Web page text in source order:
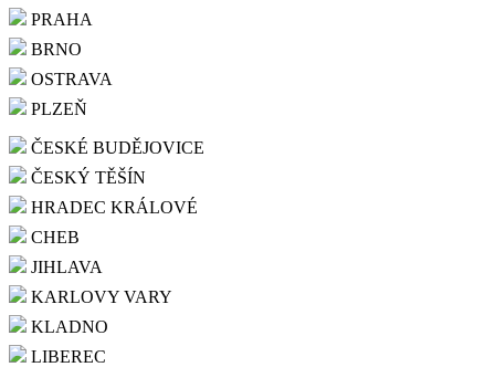
PRAHA
BRNO
OSTRAVA
PLZEŇ
ČESKÉ BUDĚJOVICE
ČESKÝ TĚŠÍN
HRADEC KRÁLOVÉ
CHEB
JIHLAVA
KARLOVY VARY
KLADNO
LIBEREC